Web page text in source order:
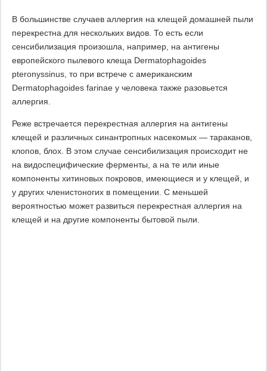
В большинстве случаев аллергия на клещей домашней пыли
перекрестна для нескольких видов. То есть если
сенсибилизация произошла, например, на антигены
европейского пылевого клеща Dermatophagoides
pteronyssinus, то при встрече с американским
Dermatophagoides farinae у человека также разовьется
аллергия.
Реже встречается перекрестная аллергия на антигены
клещей и различных синантропных насекомых — тараканов,
клопов, блох. В этом случае сенсибилизация происходит не
на видоспецифические ферменты, а на те или иные
компоненты хитиновых покровов, имеющиеся и у клещей, и
у других членистоногих в помещении. С меньшей
вероятностью может развиться перекрестная аллергия на
клещей и на другие компоненты бытовой пыли.